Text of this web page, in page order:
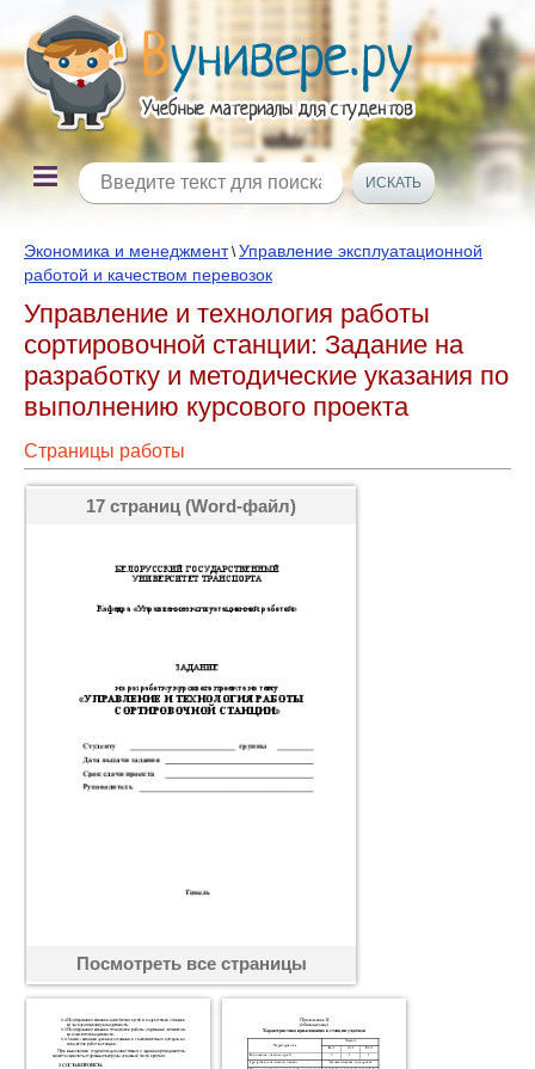
Экономика и менеджмент\Управление эксплуатационной
работой и качеством перевозок
Управление и технология работы
сортировочной станции: Задание на
разработку и методические указания по
выполнению курсового проекта
Страницы работы
17 страниц (Word-файл)
Посмотреть все страницы